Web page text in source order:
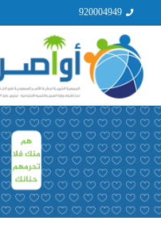
920004949